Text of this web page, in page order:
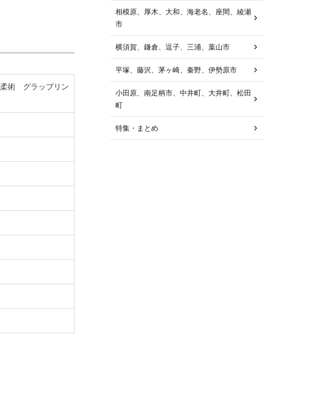
術 グラップリン
相模原、厚木、大和、海老名、座間、綾瀬
市
横須賀、鎌倉、逗子、三浦、葉山市
平塚、藤沢、茅ヶ崎、秦野、伊勢原市
小田原、南足柄市、中井町、大井町、松田
町
特集・まとめ